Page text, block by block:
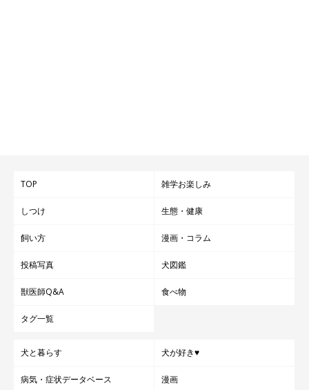
TOP 雑学お楽しみ
しつけ 生態・健康
飼い方 漫画・コラム
投稿写真 犬図鑑
獣医師Q&A 食べ物
タグ一覧
犬と暮らす 犬が好き♥
病気・症状データベース 漫画